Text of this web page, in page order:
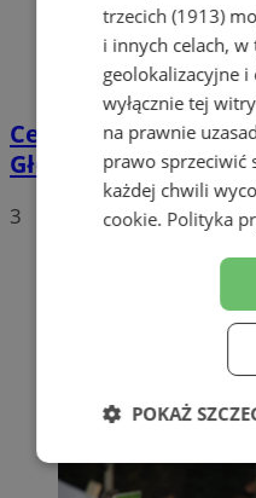
Centrum
Głównym w
3
trzecich (1913)
i innych celach,
geolokalizacyjne
wyłącznie tej
na prawnie
prawo sprzeciwić
każdej chwili
cookie. Polityka
POKAŻ
Niezbędne